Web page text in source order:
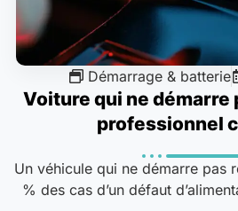
Démarrage & batterie
Voiture qui ne démarre
professionnel
Un véhicule qui ne démarre pas
% des cas d’un défaut